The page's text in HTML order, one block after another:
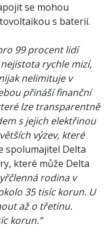
se mohou
s baterií.
99 procent lidí
rychle mizí,
nelimituje v
přináší finanční
lze transparentně
s jejich elektřinou
výzev, které
spolumajitel Delta
které může Delta
rodina v
35 tisíc korun. U
až o třetinu.
korun.”